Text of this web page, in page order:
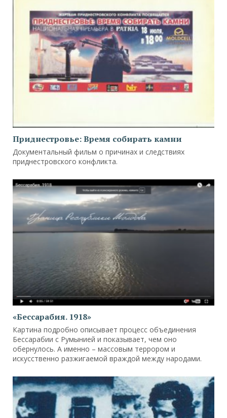
Приднестровье: Время собирать камни
Документальный фильм о причинах и следствиях
приднестровского конфликта.
«Бессарабия. 1918»
Картина подробно описывает процесс объединения
Бессарабии с Румынией и показывает, чем оно
обернулось. А именно – массовым террором и
искусственно разжигаемой враждой между народами.